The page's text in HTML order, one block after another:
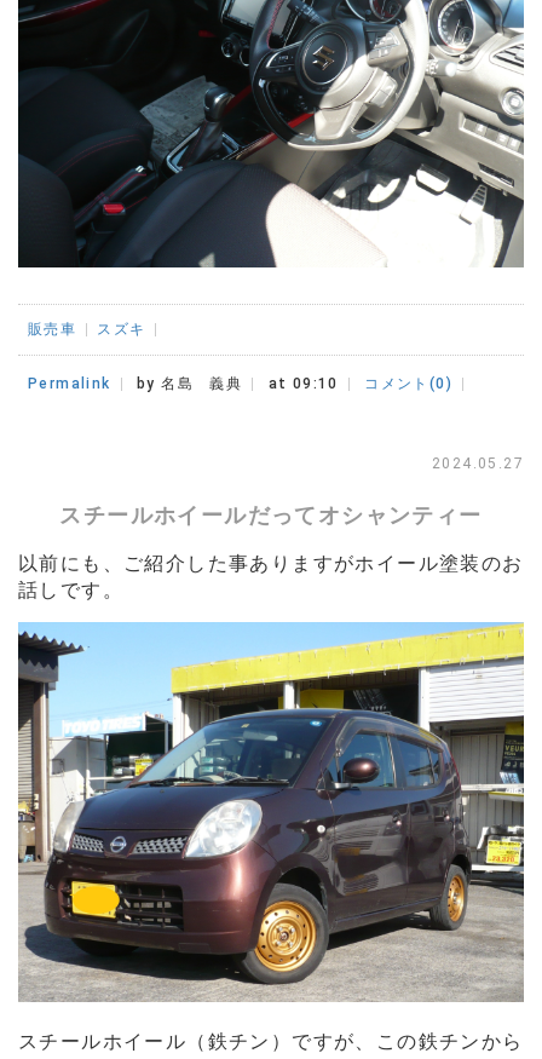
販売車 スズキ
Permalink by 名島 義典 at 09:10 コメント(0)
2024.05.27
スチールホイールだってオシャンティー
以前にも、ご紹介した事ありますがホイール塗装のお
話しです。
スチールホイール（鉄チン）ですが、この鉄チンから